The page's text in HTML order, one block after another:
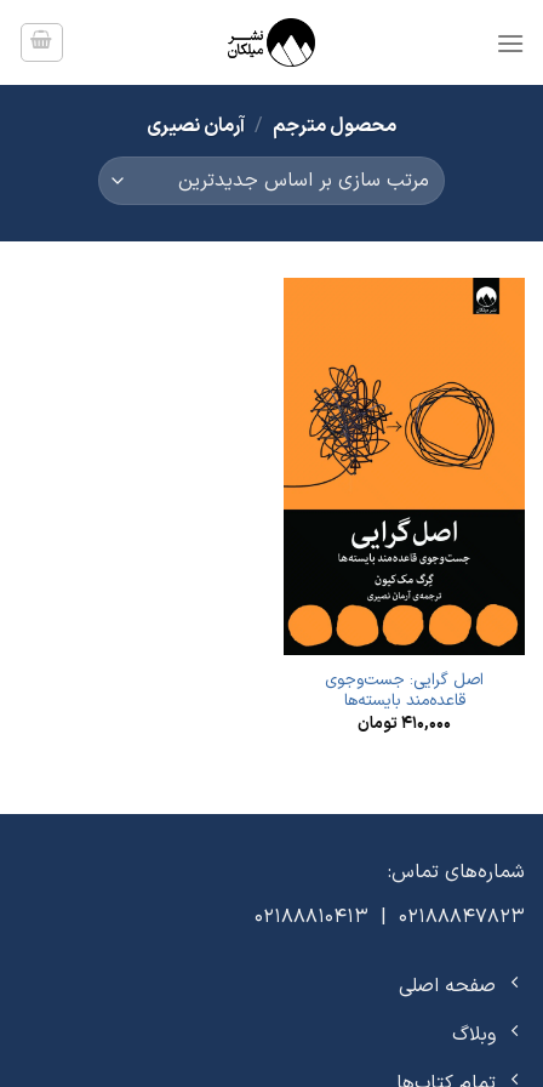
محصول مترجم / آرمان نصیری
اصل گرایی: جست‌وجوی
قاعده‌مند بایسته‌ها
۴۱۰,۰۰۰تومان
شماره‌های تماس:
02188847823 | 02188810413
صفحه اصلی
وبلاگ